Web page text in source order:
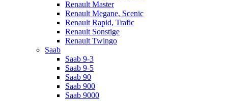
Renault Master
Renault Megane, Scenic
Renault Rapid, Trafic
Renault Sonstige
Renault Twingo
Saab
Saab 9-3
Saab 9-5
Saab 90
Saab 900
Saab 9000